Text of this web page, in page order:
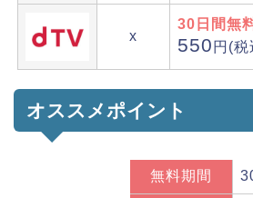
x
30日間無
550 円(税
オススメポイント
無料期間